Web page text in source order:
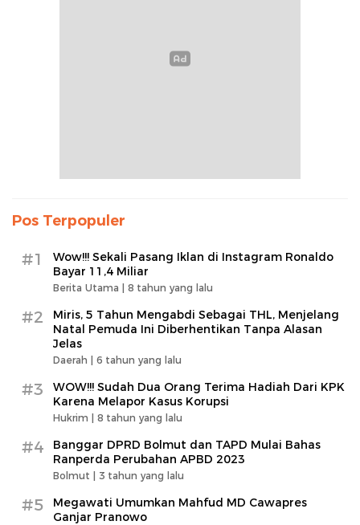
Pos Terpopuler
#1
Wow!!! Sekali Pasang Iklan di Instagram Ronaldo
Bayar 11,4 Miliar
Berita Utama | 8 tahun yang lalu
#2
Miris, 5 Tahun Mengabdi Sebagai THL, Menjelang
Natal Pemuda Ini Diberhentikan Tanpa Alasan
Jelas
Daerah | 6 tahun yang lalu
#3
WOW!!! Sudah Dua Orang Terima Hadiah Dari KPK
Karena Melapor Kasus Korupsi
Hukrim | 8 tahun yang lalu
#4
Banggar DPRD Bolmut dan TAPD Mulai Bahas
Ranperda Perubahan APBD 2023
Bolmut | 3 tahun yang lalu
#5
Megawati Umumkan Mahfud MD Cawapres
Ganjar Pranowo